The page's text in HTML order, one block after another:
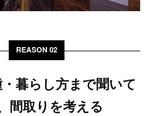
REASON 02
暮らし方まで聞いて
間取りを考える